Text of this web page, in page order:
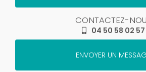
CONTACTEZ-
04 50 58 02 57
ENVOYER UN